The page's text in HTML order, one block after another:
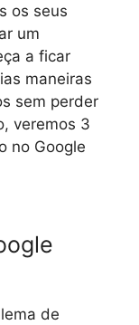
os seus
um
a ficar
maneiras
sem perder
veremos 3
no Google
de